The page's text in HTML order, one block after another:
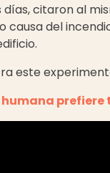
días, citaron al
causa del
este
prefiere